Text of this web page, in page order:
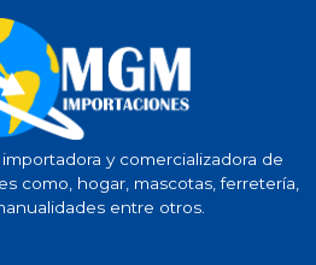
y comercializadora de
como, hogar, mascotas, ferretería,
entre otros.